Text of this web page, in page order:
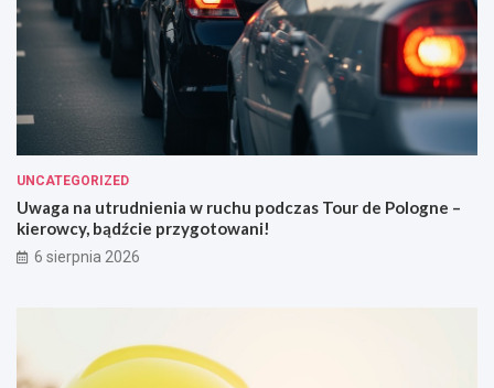
UNCATEGORIZED
Uwaga na utrudnienia w ruchu podczas Tour de Pologne –
kierowcy, bądźcie przygotowani!
6 sierpnia 2026